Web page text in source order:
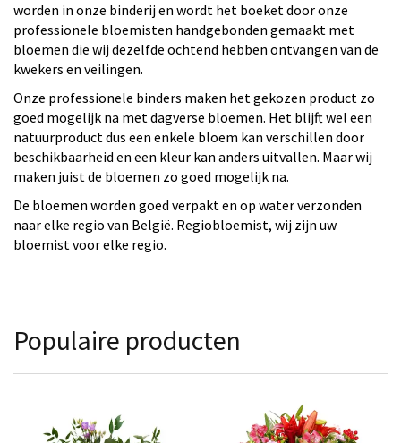
worden in onze binderij en wordt het boeket door onze
professionele bloemisten handgebonden gemaakt met
bloemen die wij dezelfde ochtend hebben ontvangen van de
kwekers en veilingen.
Onze professionele binders maken het gekozen product zo
goed mogelijk na met dagverse bloemen. Het blijft wel een
natuurproduct dus een enkele bloem kan verschillen door
beschikbaarheid en een kleur kan anders uitvallen. Maar wij
maken juist de bloemen zo goed mogelijk na.
De bloemen worden goed verpakt en op water verzonden
naar elke regio van België. Regiobloemist, wij zijn uw
bloemist voor elke regio.
Populaire producten